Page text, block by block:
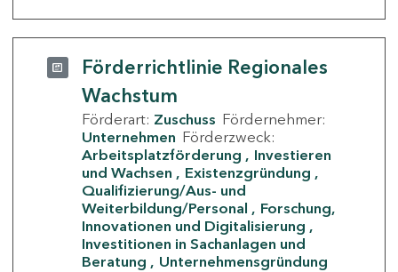
Förderrichtlinie Regionales
Wachstum
Förderart: Zuschuss Fördernehmer:
Unternehmen Förderzweck:
Arbeitsplatzförderung
Investieren
und Wachsen
Existenzgründung
Qualifizierung/Aus- und
Weiterbildung/Personal
Forschung,
Innovationen und Digitalisierung
Investitionen in Sachanlagen und
Beratung
Unternehmensgründung